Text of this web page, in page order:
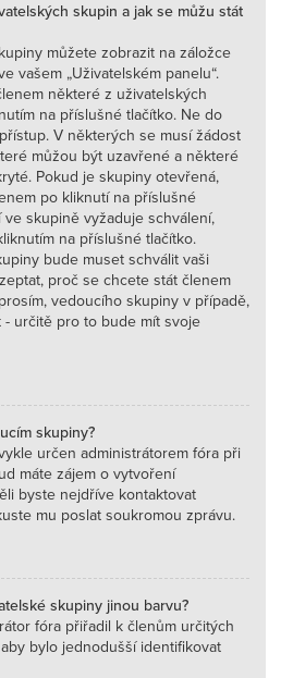
skupin a jak se můžu stát
můžete zobrazit na záložce
vašem „Uživatelském panelu“.
některé z uživatelských
na příslušné tlačítko. Ne do
V některých se musí žádost
můžou být uzavřené a některé
Pokud je skupiny otevřená,
po kliknutí na příslušné
skupině vyžaduje schválení,
na příslušné tlačítko.
bude muset schválit vaši
proč se chcete stát členem
vedoucího skupiny v případě,
- určitě pro to bude mít svoje
skupiny?
určen administrátorem fóra při
máte zájem o vytvoření
byste nejdříve kontaktovat
mu poslat soukromou zprávu.
skupiny jinou barvu?
fóra přiřadil k členům určitých
bylo jednodušší identifikovat